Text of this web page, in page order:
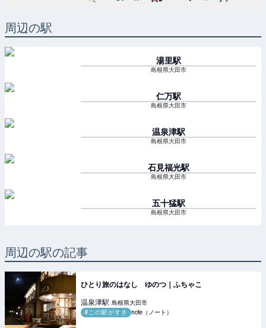
周辺の駅
湯里駅
島根県大田市
仁万駅
島根県大田市
温泉津駅
島根県大田市
石見福光駅
島根県大田市
五十猛駅
島根県大田市
周辺の駅の記事
ひとり旅のはなし ゆのつ｜ふちゃこ
温泉津駅 島根県大田市
#この駅がすき
note（ノート）